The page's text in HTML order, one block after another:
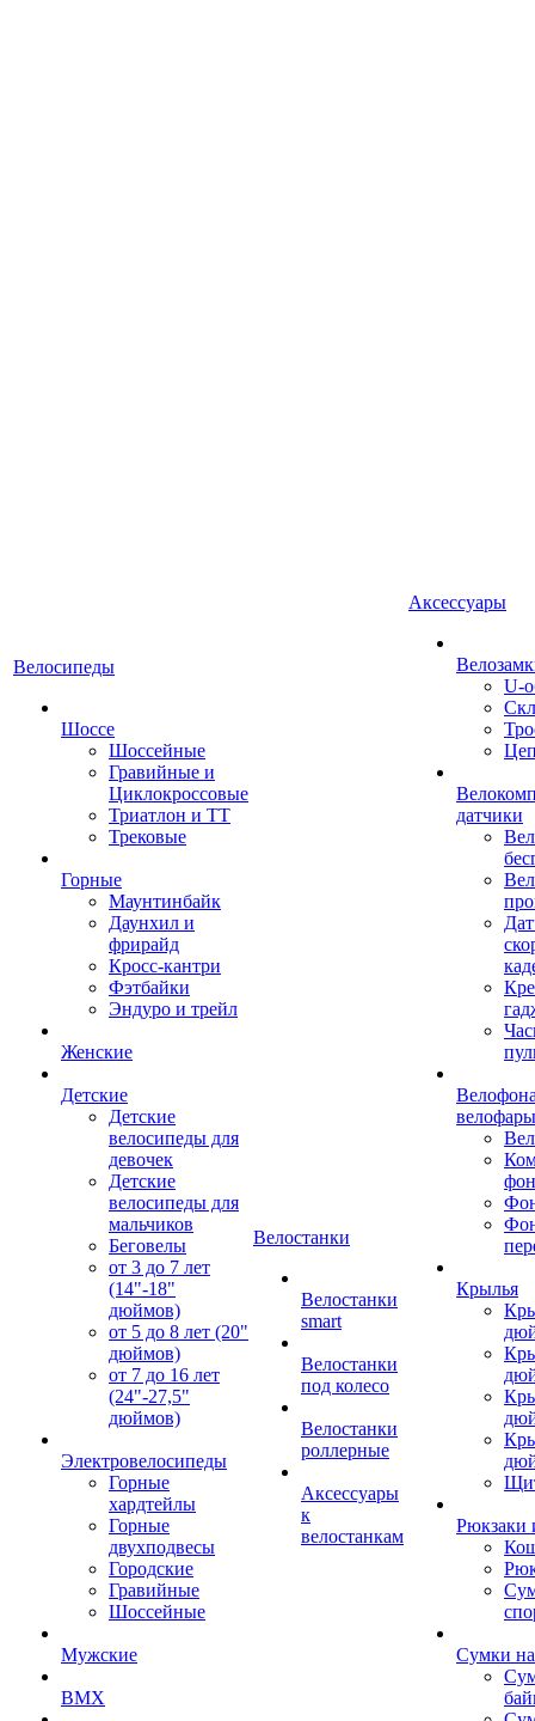
Велосипеды
Шоссе
Шоссейные
Гравийные и
Циклокроссовые
Триатлон и ТТ
Трековые
Горные
Маунтинбайк
Даунхил и
фрирайд
Кросс-кантри
Фэтбайки
Эндуро и трейл
Женские
Детские
Детские
велосипеды для
девочек
Детские
велосипеды для
мальчиков
Беговелы
от 3 до 7 лет
(14"-18"
дюймов)
от 5 до 8 лет (20"
дюймов)
от 7 до 16 лет
(24"-27,5"
дюймов)
Электровелосипеды
Горные
хардтейлы
Горные
двухподвесы
Городские
Гравийные
Шоссейные
Мужские
BMX
Велостанки
Велостанки
smart
Велостанки
под колесо
Велостанки
роллерные
Аксессуары
к
велостанкам
Аксессуары
U-
датчики
велофары
Крылья
Рюкзаки
Сумки